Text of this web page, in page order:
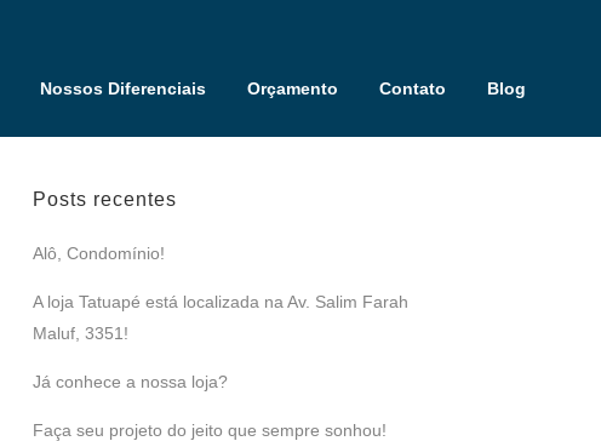
Nossos Diferenciais Orçamento Contato Blog
Posts recentes
Alô, Condomínio!
A loja Tatuapé está localizada na Av. Salim Farah
Maluf, 3351!
Já conhece a nossa loja?
Faça seu projeto do jeito que sempre sonhou!